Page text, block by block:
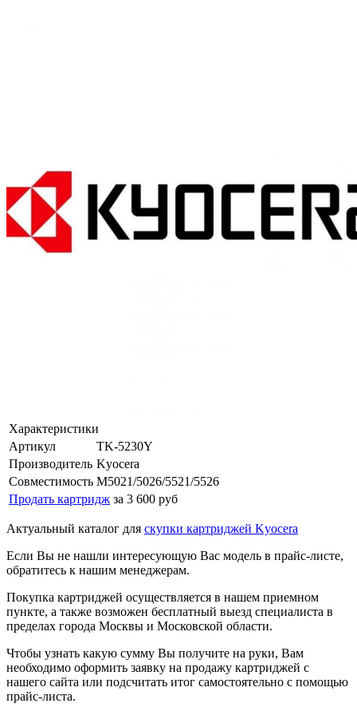
Характеристики
Артикул
TK-5230Y
Производитель Kyocera
Совместимость M5021/5026/5521/5526
Продать картридж за 3 600 руб
Актуальный каталог для скупки картриджей Kyocera
Если Вы не нашли интересующую Вас модель в прайс-листе,
обратитесь к нашим менеджерам.
Покупка картриджей осуществляется в нашем приемном
пункте, а также возможен бесплатный выезд специалиста в
пределах города Москвы и Московской области.
Чтобы узнать какую сумму Вы получите на руки, Вам
необходимо оформить заявку на продажу картриджей с
нашего сайта или подсчитать итог самостоятельно с помощью
прайс-листа.